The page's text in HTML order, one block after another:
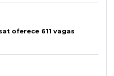
oferece 611 vagas